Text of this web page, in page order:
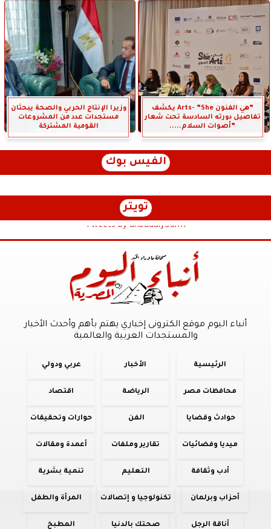
”هي الفنون Arts- ”She يكشف
تفاصيل دورته السادسة تحت شعار
”أصوات السلام.....
وزيرا الإنتاج الحربي والصحة يبحثان
مستجدات عدد من المشروعات
القومية المشتركة
الفيس بوك
تويتر
Tweets by anbaaalyoum1
أنباء اليوم موقع الكترونى إخباري يهتم بأهم وأحدث الأخبار
والمستجدات العربية والعالمية
الرئيسية الأخبار عربي ودولي
محافظات مصر الرياضة اقتصاد
حوادث وقضايا الفن حوارات وتحقيقات
ميديا وفضائيات تقارير وملفات أعمدة ومقالات
أدب وثقافة التعليم تنمية بشرية
أحزاب وبرلمان تكنولوجيا و إتصالات المرأة والطفل
أناقة الرجل صحتك بالدنيا المطبخ